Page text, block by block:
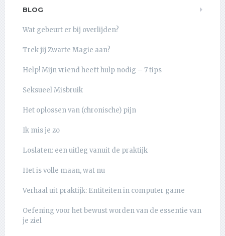
BLOG
Wat gebeurt er bij overlijden?
Trek jij Zwarte Magie aan?
Help! Mijn vriend heeft hulp nodig – 7 tips
Seksueel Misbruik
Het oplossen van (chronische) pijn
Ik mis je zo
Loslaten: een uitleg vanuit de praktijk
Het is volle maan, wat nu
Verhaal uit praktijk: Entiteiten in computer game
Oefening voor het bewust worden van de essentie van
je ziel